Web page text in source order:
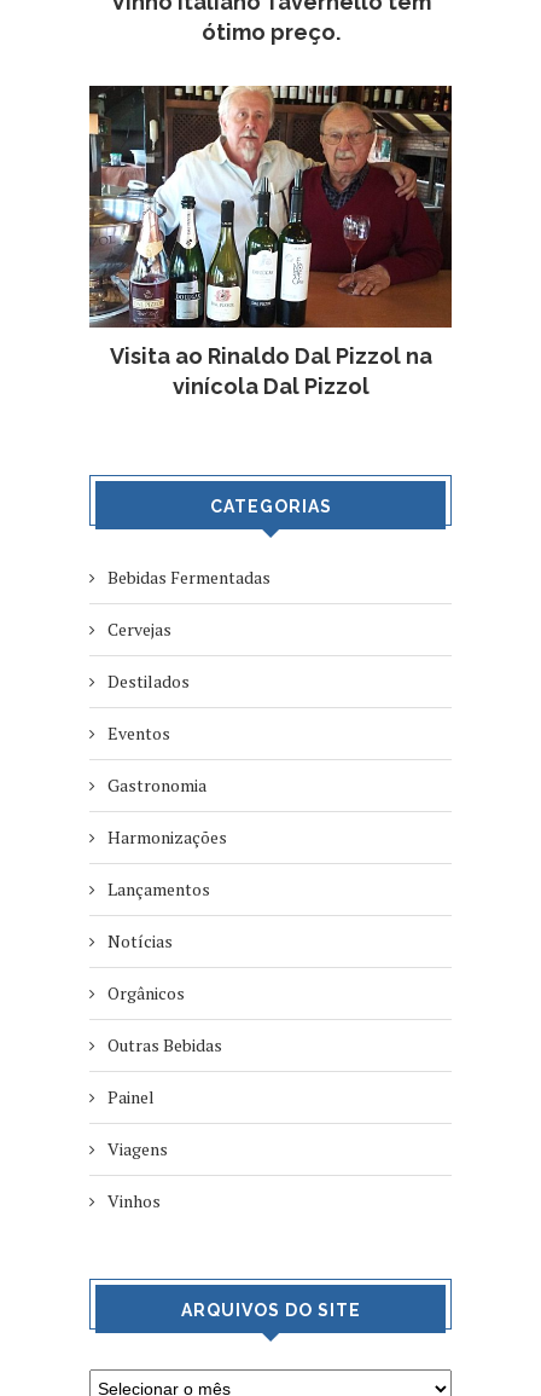
ótimo preço.
Visita ao Rinaldo Dal Pizzol na
vinícola Dal Pizzol
CATEGORIAS
Bebidas Fermentadas
Cervejas
Destilados
Eventos
Gastronomia
Harmonizações
Lançamentos
Notícias
Orgânicos
Outras Bebidas
Painel
Viagens
Vinhos
ARQUIVOS DO SITE